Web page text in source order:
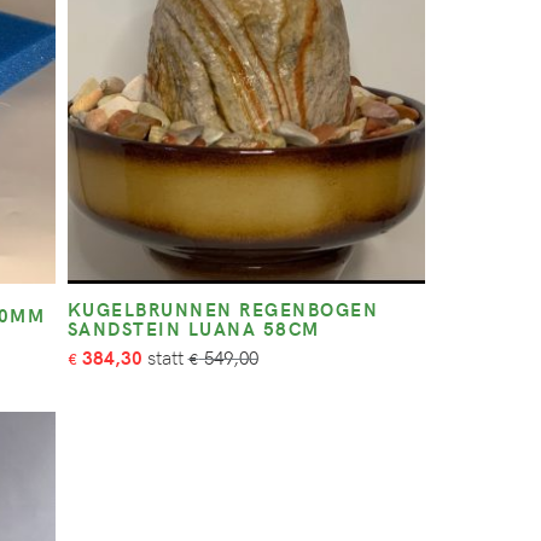
KUGELBRUNNEN REGENBOGEN
SANDSTEIN LUANA 58CM
€384,30 €549,00